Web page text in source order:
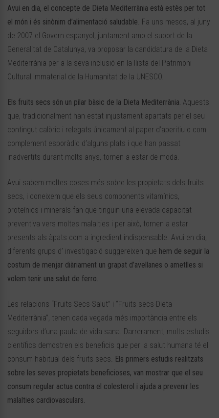
Avui en dia, el concepte de Dieta Mediterrània està estès per tot
el món i és sinònim d’alimentació saludable. Fa uns mesos, al juny
de 2007 el Govern espanyol, juntament amb el suport de la
Generalitat de Catalunya, va proposar la candidatura de la Dieta
Mediterrània per a la seva inclusió en la llista del Patrimoni
Cultural Immaterial de la Humanitat de la UNESCO.
Els fruits secs són un pilar bàsic de la Dieta Mediterrània. Aquests
que, tradicionalment han estat injustament apartats per el seu
contingut calòric i relegats únicament al paper d’aperitiu o com
complement esporàdic d’alguns plats i que han passat
inadvertits durant molts anys, tornen a estar de moda.
Avui sabem moltes coses més sobre les propietats dels fruits
secs, i coneixem que els seus components vitamínics,
proteínics i minerals fan que tinguin una elevada capacitat
preventiva vers moltes malalties i per això, tornen a estar
presents als àpats com a ingredient indispensable. Avui en dia,
diferents grups d’ investigació suggereixen que hem de seguir la
costum de menjar diàriament un grapat d’avellanes o ametlles si
volem tenir una salut de ferro.
Les relacions “Fruits Secs-Salut” i “Fruits secs-Dieta
Mediterrània”, tenen cada vegada més importància entre els
seguidors d’una pauta de vida sana. Darrerament, molts estudis
científics demostren els beneficis que per la salut humana té el
consum habitual dels fruits secs. Els primers estudis realitzats
sobre les seves propietats beneficioses, van mostrar que el seu
consum regular actua contra el colesterol i ajuda a prevenir les
malalties cardiovasculars.